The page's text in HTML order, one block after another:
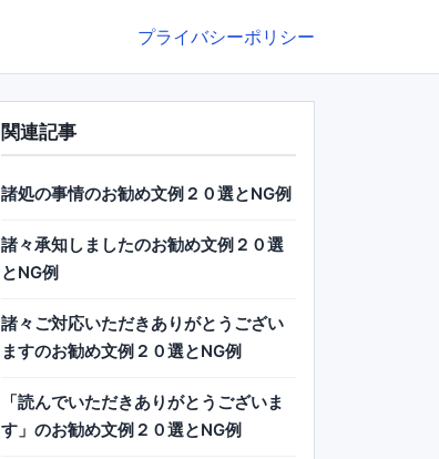
プライバシーポリシー
関連記事
諸処の事情のお勧め文例２０選とNG例
諸々承知しましたのお勧め文例２０選
とNG例
諸々ご対応いただきありがとうござい
ますのお勧め文例２０選とNG例
「読んでいただきありがとうございま
す」のお勧め文例２０選とNG例